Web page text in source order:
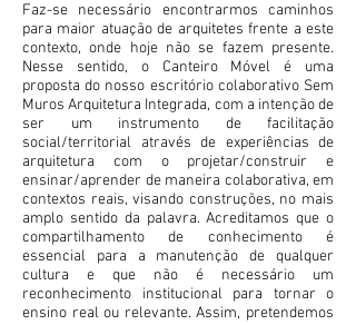
Faz-se necessário encontrarmos caminhos
para maior atuação de arquitetes frente a este
contexto, onde hoje não se fazem presente.
Nesse sentido, o Canteiro Móvel é uma
proposta do nosso escritório colaborativo Sem
Muros Arquitetura Integrada, com a intenção de
ser um instrumento de facilitação
social/territorial através de experiências de
arquitetura com o projetar/construir e
ensinar/aprender de maneira colaborativa, em
contextos reais, visando construções, no mais
amplo sentido da palavra. Acreditamos que o
compartilhamento de conhecimento é
essencial para a manutenção de qualquer
cultura e que não é necessário um
reconhecimento institucional para tornar o
ensino real ou relevante. Assim, pretendemos